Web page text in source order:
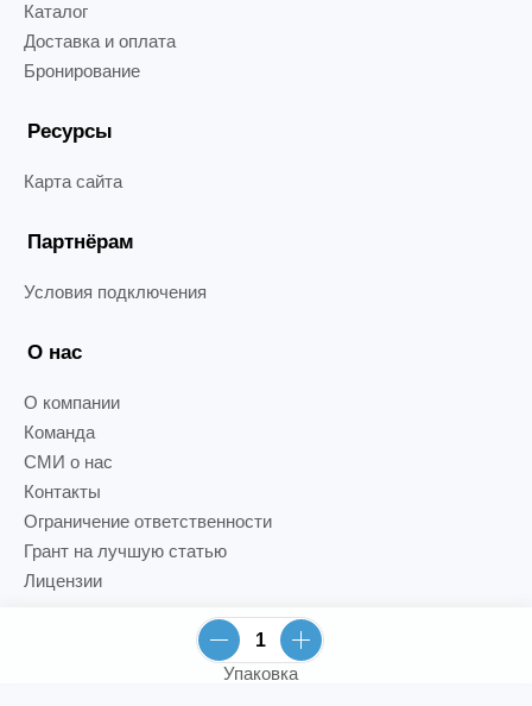
Упаковка
Каталог
Доставка и оплата
Бронирование
Ресурсы
Карта сайта
Партнёрам
Условия подключения
О нас
О компании
Команда
СМИ о нас
Контакты
Ограничение ответственности
Грант на лучшую статью
Лицензии